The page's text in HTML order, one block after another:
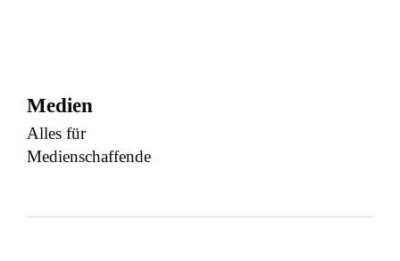
Medien
Alles für
Medienschaffende